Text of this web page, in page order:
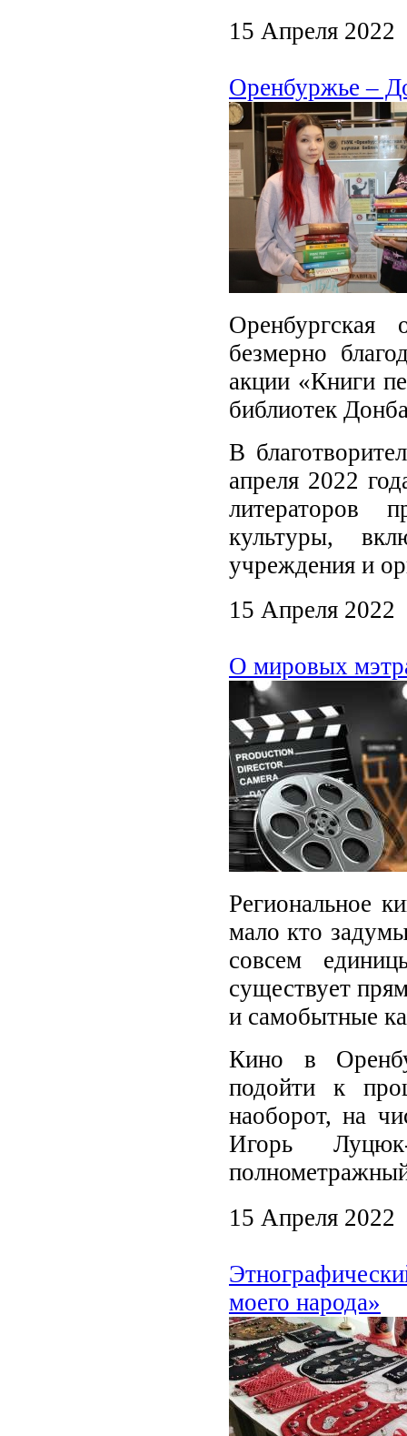
15 Апреля 2022
Оренбуржье –
безмерно
акции «Книги
библиотек
В
апреля 2022
литераторов
культуры,
учреждения и
15 Апреля 2022
О мировых
Региональное
мало кто
совсем
существует
и самобытные
Кино в
подойти к
наоборот, на
Игорь
15 Апреля 2022
моего народа»